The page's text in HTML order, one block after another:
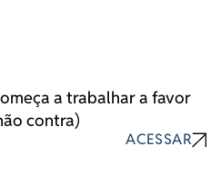
a trabalhar a favor
contra)
ACESSAR